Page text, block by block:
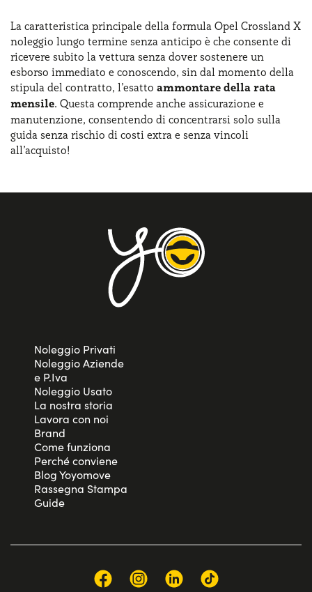
La caratteristica principale della formula Opel Crossland X
noleggio lungo termine senza anticipo è che consente di
ricevere subito la vettura senza dover sostenere un
esborso immediato e conoscendo, sin dal momento della
stipula del contratto, l’esatto ammontare della rata
mensile. Questa comprende anche assicurazione e
manutenzione, consentendo di concentrarsi solo sulla
guida senza rischio di costi extra e senza vincoli
all’acquisto!
Noleggio Privati
Noleggio Aziende
e P.Iva
Noleggio Usato
La nostra storia
Lavora con noi
Brand
Come funziona
Perché conviene
Blog Yoyomove
Rassegna Stampa
Guide